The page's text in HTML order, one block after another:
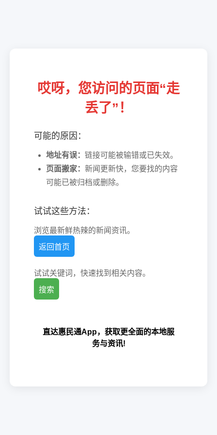
哎呀，您访问的页面“走
丢了”！
可能的原因：
地址有误： 链接可能被输错或已失效。
页面搬家： 新闻更新快，您要找的内容
可能已被归档或删除。
试试这些方法：
浏览最新鲜热辣的新闻资讯。
返回首页
试试关键词，快速找到相关内容。
搜索
直达惠民通App，获取更全面的本地服
务与资讯!